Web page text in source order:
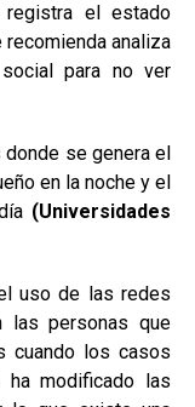
el estado
analiza
para no ver
se genera el
en la noche y el
(Universidades
uso de las redes
las personas que
cuando los casos
ha modificado las